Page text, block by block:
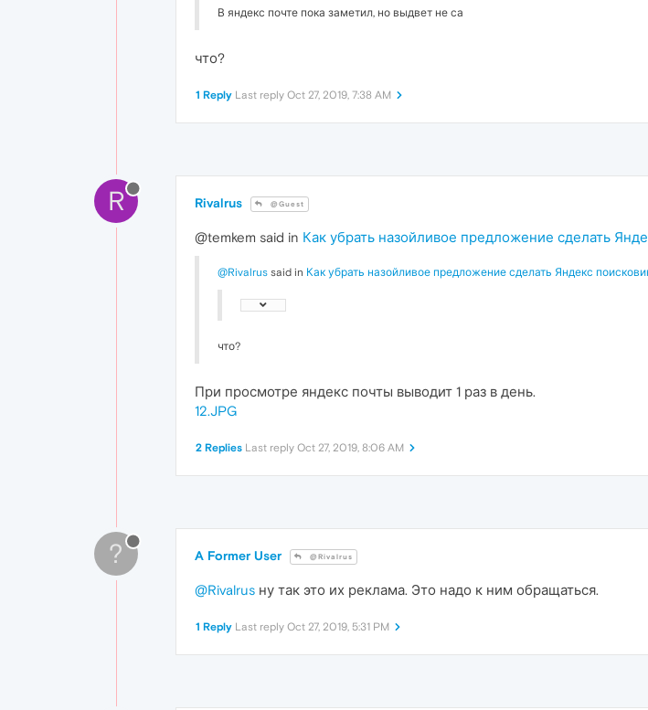
В яндекс почте пока заметил, но выдвет не са
что?
1 Reply Last reply Oct 27, 2019, 7:38 AM
R Rivalrus @Guest
@temkem said in Как убрать назойливое предложение сделать
@Rivalrus said in Как убрать назойливое предложение сделать Яндекс
что?
При просмотре яндекс почты выводит 1 раз в день.
12.JPG
2 Replies Last reply Oct 27, 2019, 8:06 AM
? A Former User @Rivalrus
@Rivalrus ну так это их реклама. Это надо к ним обращаться.
1 Reply Last reply Oct 27, 2019, 5:31 PM